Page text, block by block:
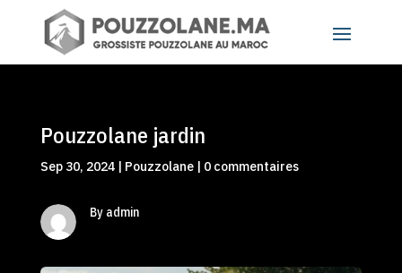
Pouzzolane jardin
Sep 30, 2024| Pouzzolane| 0 commentaires
By admin